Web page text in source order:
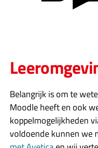
Belangrijk is om te
Moodle heeft en ook
koppelmogelijkheden
voldoende kunnen we